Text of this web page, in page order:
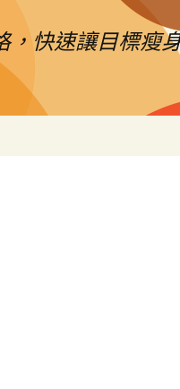
，快速讓目標瘦